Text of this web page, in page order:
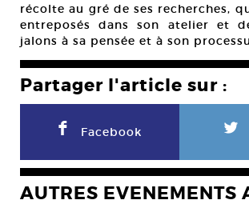
récolte au gré de ses recherches,
entreposés dans son atelier et
jalons à sa pensée et à son
Partager l'article sur :
F Facebook L
AUTRES EVENEMENTS